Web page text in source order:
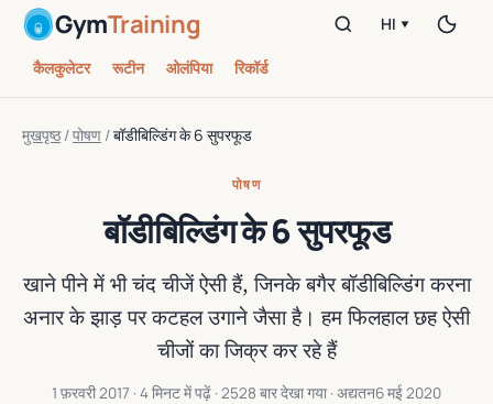
GymTraining
कैलकुलेटर रूटीन ओलंपिया रिकॉर्ड
HI ▾
मुखपृष्ठ/पोषण /बॉडीबिल्‍डिंग के 6 सुपरफूड
पोषण
बॉडीबिल्‍डिंग के 6 सुपरफूड
खाने पीने में भी चंद चीजें ऐसी हैं, जिनके बगैर बॉडीबिल्‍डिंग करना
अनार के झाड़ पर कटहल उगाने जैसा है। हम फिलहाल छह ऐसी
चीजों का जिक्र कर रहे हैं
1 फ़रवरी 2017 · 4 मिनट में पढ़ें · 2528 बार देखा गया · अद्यतन6 मई 2020